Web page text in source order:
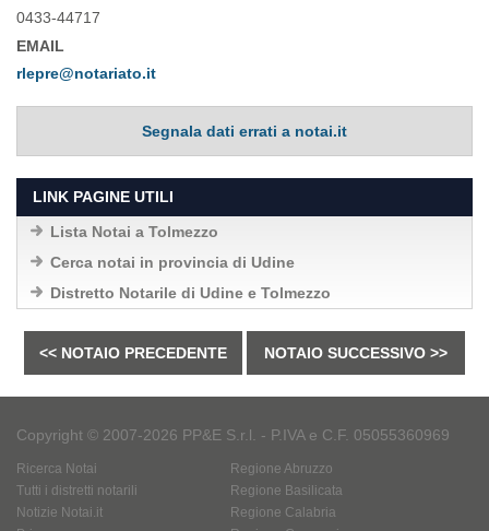
0433-44717
EMAIL
rlepre@notariato.it
Segnala dati errati a notai.it
LINK PAGINE UTILI
Lista Notai a Tolmezzo
Cerca notai in provincia di Udine
Distretto Notarile di Udine e Tolmezzo
<< NOTAIO PRECEDENTE NOTAIO SUCCESSIVO >>
Copyright © 2007-2026 PP&E S.r.l. - P.IVA e C.F. 05055360969
Ricerca Notai
Tutti i distretti notarili
Notizie Notai.it
Regione Abruzzo
Regione Basilicata
Regione Calabria